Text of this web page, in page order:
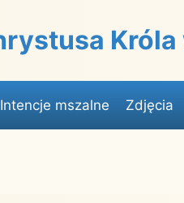
Intencje mszalne Zdjęcia